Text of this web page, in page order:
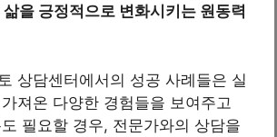
을 긍정적으로 변화시키는 원동력
상담센터에서의 성공 사례들은 실
져온 다양한 경험들을 보여주고
필요할 경우, 전문가와의 상담을